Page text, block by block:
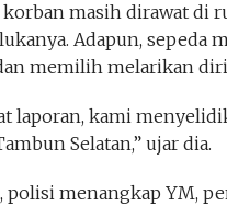
korban masih dirawat di
Adapun, sepeda
memilih melarikan
laporan, kami
Selatan,” ujar dia.
polisi menangkap YM,